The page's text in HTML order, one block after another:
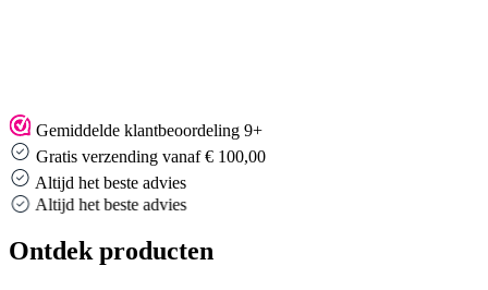
Gemiddelde klantbeoordeling 9+
Gratis verzending vanaf € 100,00
Altijd het beste advies
Altijd het beste advies
Ontdek producten